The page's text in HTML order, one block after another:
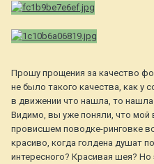
Прошу прощения за качество
не было такого качества, как у
в движении что нашла, то
Видимо, вы уже поняли, что мой
провисшем поводке-ринговке
красиво, когда голдена душат
интересного? Красивая шея?